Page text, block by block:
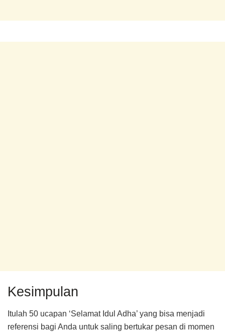
Kesimpulan
Itulah 50 ucapan ‘Selamat Idul Adha’ yang bisa menjadi
referensi bagi Anda untuk saling bertukar pesan di momen